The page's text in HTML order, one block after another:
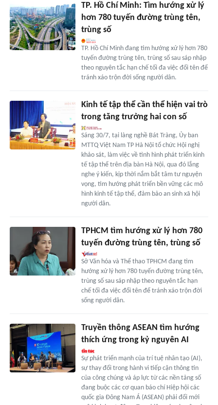
TP. Hồ Chí Minh: Tìm hướng xử lý
hơn 780 tuyến đường trùng tên,
trùng số
TP. Hồ Chí Minh đang tìm hướng xử lý hơn 780
tuyến đường trùng tên, trùng số sau sáp nhập
theo nguyên tắc hạn chế tối đa việc đổi tên để
tránh xáo trộn đời sống người dân.
Kinh tế tập thể cần thể hiện vai trò
trong tăng trưởng hai con số
Sáng 30/7, tại làng nghề Bát Tràng, Ủy ban
MTTQ Việt Nam TP Hà Nội tổ chức Hội nghị
khảo sát, làm việc về tình hình phát triển kinh
tế tập thể trên địa bàn Hà Nội, qua đó lắng
nghe ý kiến, kịp thời nắm bắt tâm tư nguyện
vọng, tìm hướng phát triển bền vững các mô
hình kinh tế tập thể, đảm bảo an sinh xã hội
người dân.
TPHCM tìm hướng xử lý hơn 780
tuyến đường trùng tên, trùng số
Sở Văn hóa và Thể thao TPHCM đang tìm
hướng xử lý hơn 780 tuyến đường trùng tên,
trùng số sau sáp nhập theo nguyên tắc hạn
chế tối đa việc đổi tên để tránh xáo trộn đời
sống người dân.
Truyền thông ASEAN tìm hướng
thích ứng trong kỷ nguyên AI
Sự phát triển mạnh của trí tuệ nhân tạo (AI),
sự thay đổi trong hành vi tiếp cận thông tin
của công chúng và áp lực từ các nền tảng số
đang buộc các cơ quan báo chí Hiệp hội các
quốc gia Đông Nam Á (ASEAN) phải đổi mới